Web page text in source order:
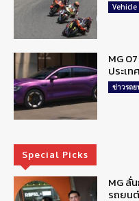
Vehicle
MG
ประเ
ข่าวรถ
Special Picks
MG ลั่
รถยน